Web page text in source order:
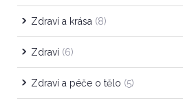
Zdraví a krása (8)
Zdraví (6)
Zdraví a péče o tělo (5)